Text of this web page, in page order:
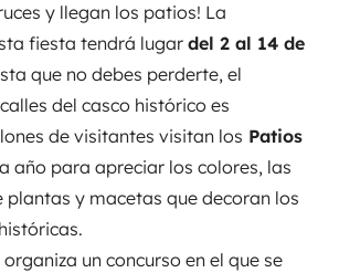
y llegan los patios! La
fiesta tendrá lugar del 2 al 14 de
que no debes perderte, el
del casco histórico es
de visitantes visitan los Patios
año para apreciar los colores, las
plantas y macetas que decoran los
un concurso en el que se